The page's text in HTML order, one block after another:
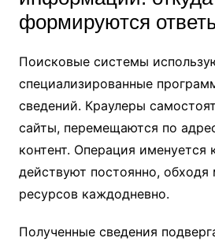
формируются
Поисковые системы
специализированные
сведений. Краулеры
сайты, перемещаются по
контент. Операция именуется
действуют постоянно,
ресурсов каждодневно.
Полученные сведения